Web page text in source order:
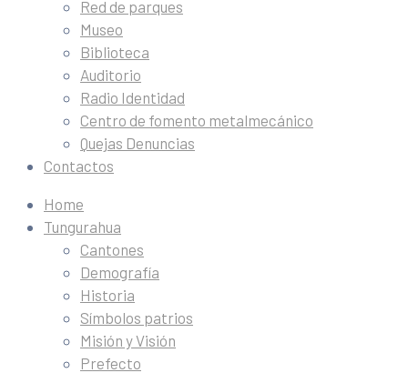
Red de parques
Museo
Biblioteca
Auditorio
Radio Identidad
Centro de fomento metalmecánico
Quejas Denuncias
Contactos
Home
Tungurahua
Cantones
Demografía
Historia
Símbolos patrios
Misión y Visión
Prefecto